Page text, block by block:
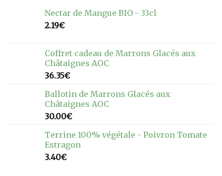
Nectar de Mangue BIO - 33cl
2.19€
Coffret cadeau de Marrons Glacés aux
Châtaignes AOC
36.35€
Ballotin de Marrons Glacés aux
Châtaignes AOC
30.00€
Terrine 100% végétale - Poivron Tomate
Estragon
3.40€